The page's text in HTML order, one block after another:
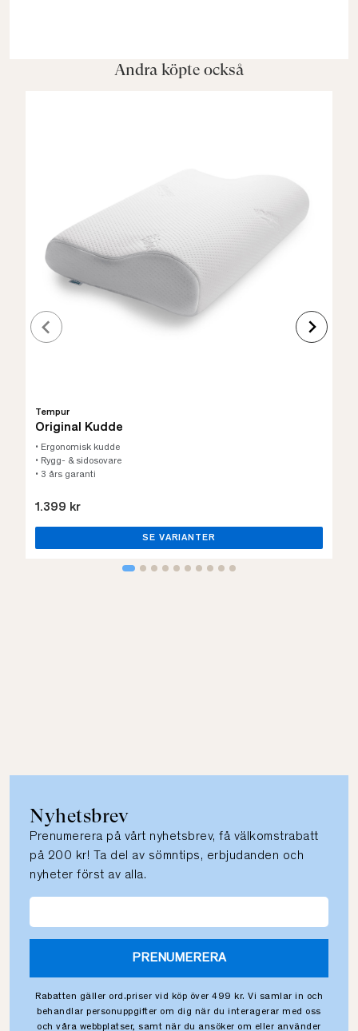
Andra köpte också
Tempur
Original Kudde
• Ergonomisk kudde
• Rygg- & sidosovare
• 3 års garanti
1.399 kr
SE VARIANTER
Nyhetsbrev
Prenumerera på vårt nyhetsbrev, få välkomstrabatt
på 200 kr! Ta del av sömntips, erbjudanden och
nyheter först av alla.
PRENUMERERA
Rabatten gäller ord.priser vid köp över 499 kr. Vi samlar in och
behandlar personuppgifter om dig när du interagerar med oss
och våra webbplatser, samt när du ansöker om eller använder